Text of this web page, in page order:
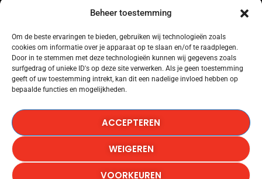
Beheer toestemming
Om de beste ervaringen te bieden, gebruiken wij technologieën zoals
cookies om informatie over je apparaat op te slaan en/of te raadplegen.
Door in te stemmen met deze technologieën kunnen wij gegevens zoals
surfgedrag of unieke ID's op deze site verwerken. Als je geen toestemming
geeft of uw toestemming intrekt, kan dit een nadelige invloed hebben op
bepaalde functies en mogelijkheden.
ACCEPTEREN
WEIGEREN
VOORKEUREN
Omroep Amersfoort heeft een licentie voor muziekgebruik bij Buma Stemra
onder nummer: 53184845.
Omroep Amersfoort heeft een licentie voor muziekgebruik bij SENA onder
Omroep Amersfoort heeft een licentie voor het gebruik van Het Radionieuws.
Copyright © 1986-2026, Omroep Amersfoort, All Rights